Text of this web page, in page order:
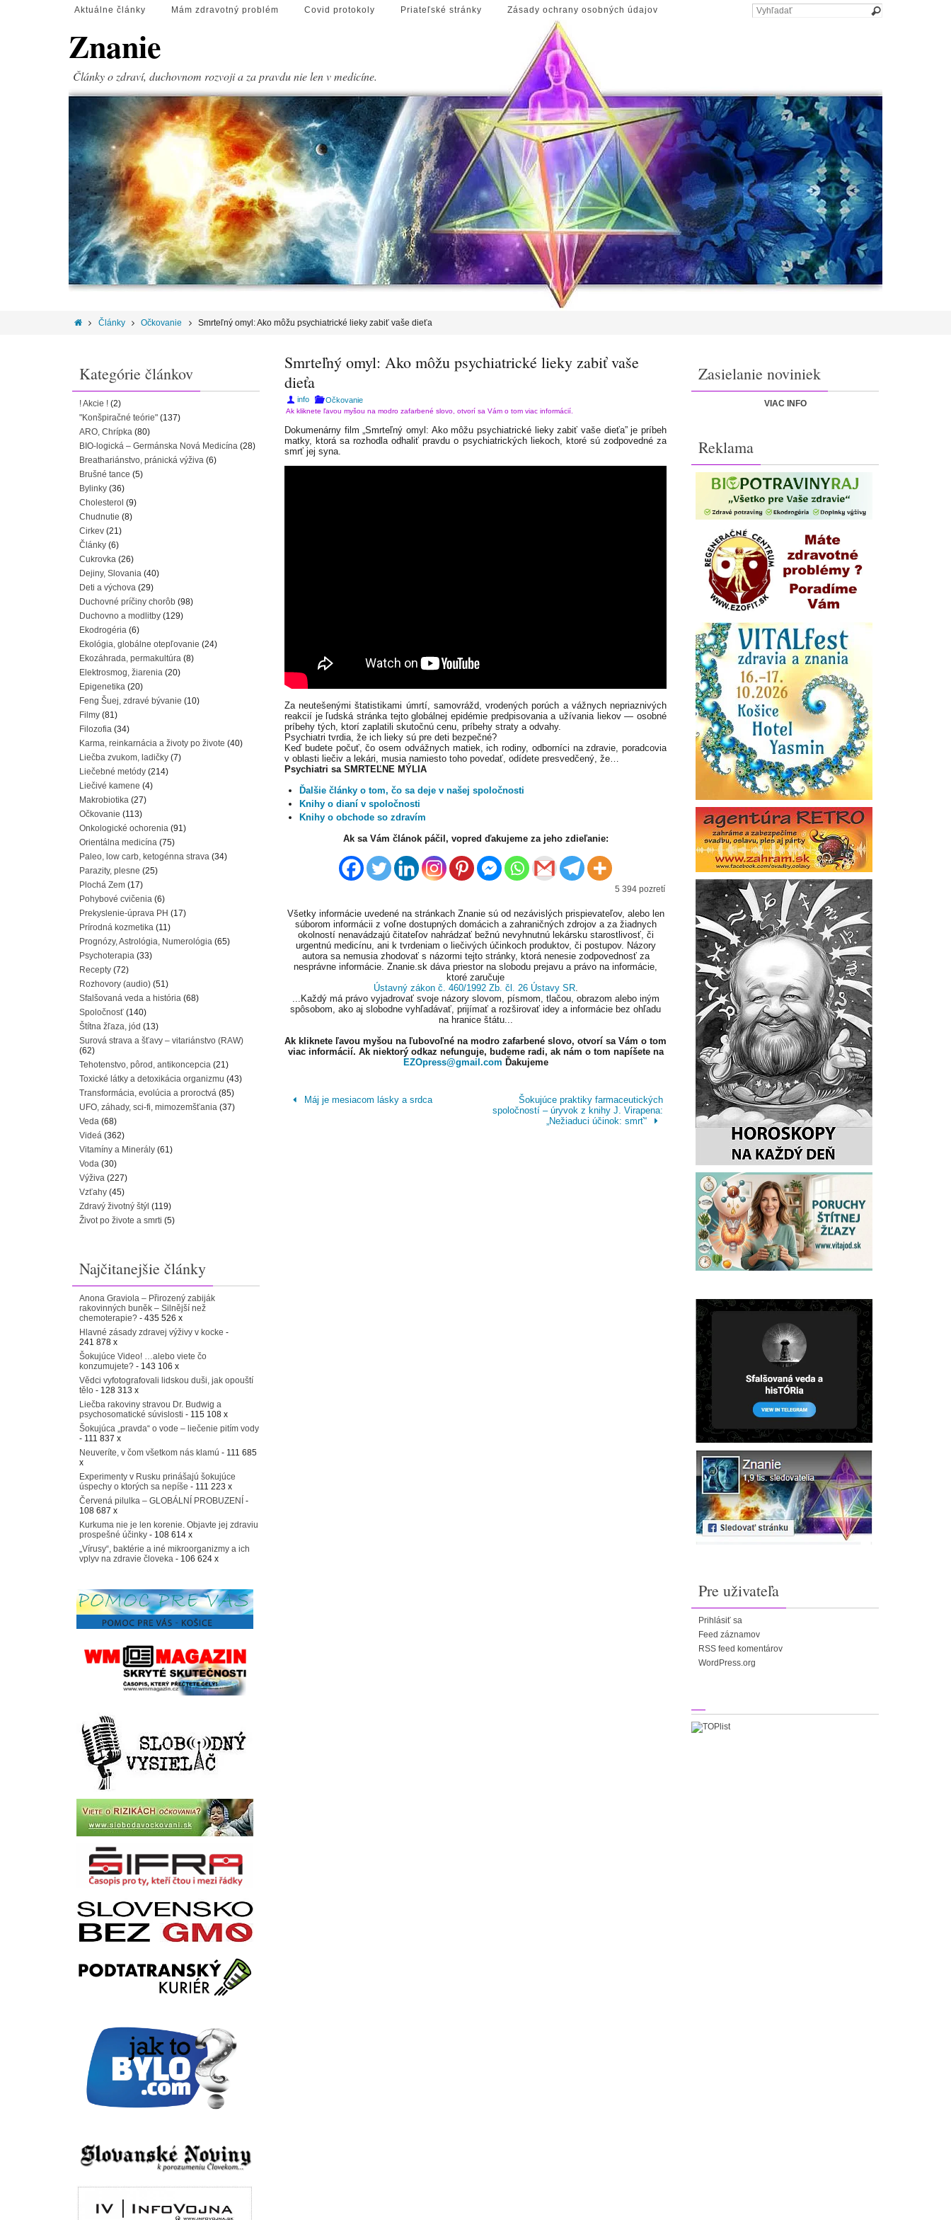
Aktuálne články Mám zdravotný problém Covid protokoly Priateľské stránky Zásady ochrany osobných údajov
Znanie
Články o zdraví, duchovnom rozvoji a za pravdu nie len v medicíne.
Články Očkovanie Smrteľný omyl: Ako môžu psychiatrické lieky zabiť vaše dieťa
Smrteľný omyl: Ako môžu psychiatrické lieky zabiť vaše
dieťa
info Očkovanie
Ak kliknete ľavou myšou na modro zafarbené slovo, otvorí sa Vám o tom viac informácií.
Dokumenárny film „Smrteľný omyl: Ako môžu psychiatrické lieky zabiť vaše dieťa” je príbeh
matky, ktorá sa rozhodla odhaliť pravdu o psychiatrických liekoch, ktoré sú zodpovedné za
smrť jej syna.
Za neutešenými štatistikami úmrtí, samovrážd, vrodených porúch a vážnych nepriaznivých
reakcií je ľudská stránka tejto globálnej epidémie predpisovania a užívania liekov — osobné
príbehy tých, ktorí zaplatili skutočnú cenu, príbehy straty a odvahy.
Psychiatri tvrdia, že ich lieky sú pre deti bezpečné?
Keď budete počuť, čo osem odvážnych matiek, ich rodiny, odborníci na zdravie, poradcovia
v oblasti liečiv a lekári, musia namiesto toho povedať, odídete presvedčený, že…
Psychiatri sa SMRTEĽNE MÝLIA
Ďalšie články o tom, čo sa deje v našej spoločnosti
Knihy o dianí v spoločnosti
Knihy o obchode so zdravím
Ak sa Vám článok páčil, vopred ďakujeme za jeho zdieľanie:
5 394 pozretí
Všetky informácie uvedené na stránkach Znanie sú od nezávislých prispievateľov, alebo len
súborom informácii z voľne dostupných domácich a zahraničných zdrojov a za žiadnych
okolností nenavádzajú čitateľov nahrádzať bežnú nevyhnutnú lekársku starostlivosť, či
urgentnú medicínu, ani k tvrdeniam o liečivých účinkoch produktov, či postupov. Názory
autora sa nemusia zhodovať s názormi tejto stránky, ktorá nenesie zodpovednosť za
nesprávne informácie. Znanie.sk dáva priestor na slobodu prejavu a právo na informácie,
ktoré zaručuje
Ústavný zákon č. 460/1992 Zb. čl. 26 Ústavy SR.
...Každý má právo vyjadrovať svoje názory slovom, písmom, tlačou, obrazom alebo iným
spôsobom, ako aj slobodne vyhľadávať, prijímať a rozširovať idey a informácie bez ohľadu
na hranice štátu...
Ak kliknete ľavou myšou na ľubovoľné na modro zafarbené slovo, otvorí sa Vám o tom
viac informácií. Ak niektorý odkaz nefunguje, budeme radi, ak nám o tom napíšete na
EZOpress@gmail.com Ďakujeme
Máj je mesiacom lásky a srdca
Šokujúce praktiky farmaceutických
spoločností – úryvok z knihy J. Virapena:
„Nežiaduci účinok: smrť“
Kategórie článkov
! Akcie ! (2)
"Konšpiračné teórie" (137)
ARO, Chrípka (80)
BIO-logická – Germánska Nová Medicína (28)
Breathariánstvo, pránická výživa (6)
Brušné tance (5)
Bylinky (36)
Cholesterol (9)
Chudnutie (8)
Cirkev (21)
Články (6)
Cukrovka (26)
Dejiny, Slovania (40)
Deti a výchova (29)
Duchovné príčiny chorôb (98)
Duchovno a modlitby (129)
Ekodrogéria (6)
Ekológia, globálne otepľovanie (24)
Ekozáhrada, permakultúra (8)
Elektrosmog, žiarenia (20)
Epigenetika (20)
Feng Šuej, zdravé bývanie (10)
Filmy (81)
Filozofia (34)
Karma, reinkarnácia a životy po živote (40)
Liečba zvukom, ladičky (7)
Liečebné metódy (214)
Liečivé kamene (4)
Makrobiotika (27)
Očkovanie (113)
Onkologické ochorenia (91)
Orientálna medicína (75)
Paleo, low carb, ketogénna strava (34)
Parazity, plesne (25)
Plochá Zem (17)
Pohybové cvičenia (6)
Prekyslenie-úprava PH (17)
Prírodná kozmetika (11)
Prognózy, Astrológia, Numerológia (65)
Psychoterapia (33)
Recepty (72)
Rozhovory (audio) (51)
Sfalšovaná veda a história (68)
Spoločnosť (140)
Štítna žľaza, jód (13)
Surová strava a šťavy – vitariánstvo (RAW)
(62)
Tehotenstvo, pôrod, antikoncepcia (21)
Toxické látky a detoxikácia organizmu (43)
Transformácia, evolúcia a proroctvá (85)
UFO, záhady, sci-fi, mimozemšťania (37)
Veda (68)
Videá (362)
Vitamíny a Minerály (61)
Voda (30)
Výživa (227)
Vzťahy (45)
Zdravý životný štýl (119)
Život po živote a smrti (5)
Najčitanejšie články
Anona Graviola – Přirozený zabiják
rakovinných buněk – Silnější než
chemoterapie? - 435 526 x
Hlavné zásady zdravej výživy v kocke -
241 878 x
Šokujúce Video! …alebo viete čo
konzumujete? - 143 106 x
Vědci vyfotografovali lidskou duši, jak opouští
tělo - 128 313 x
Liečba rakoviny stravou Dr. Budwig a
psychosomatické súvislosti - 115 108 x
Šokujúca „pravda“ o vode – liečenie pitím vody
- 111 837 x
Neuveríte, v čom všetkom nás klamú - 111 685
x
Experimenty v Rusku prinášajú šokujúce
úspechy o ktorých sa nepíše - 111 223 x
Červená pilulka – GLOBÁLNÍ PROBUZENÍ -
108 687 x
Kurkuma nie je len korenie. Objavte jej zdraviu
prospešné účinky - 108 614 x
„Vírusy“, baktérie a iné mikroorganizmy a ich
vplyv na zdravie človeka - 106 624 x
Zasielanie noviniek
VIAC INFO
Reklama
Pre uživateľa
Prihlásiť sa
Feed záznamov
RSS feed komentárov
WordPress.org